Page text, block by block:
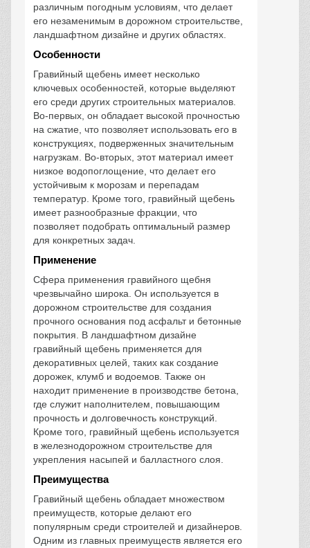
различным погодным условиям, что делает
его незаменимым в дорожном строительстве,
ландшафтном дизайне и других областях.
Особенности
Гравийный щебень имеет несколько
ключевых особенностей, которые выделяют
его среди других строительных материалов.
Во-первых, он обладает высокой прочностью
на сжатие, что позволяет использовать его в
конструкциях, подверженных значительным
нагрузкам. Во-вторых, этот материал имеет
низкое водопоглощение, что делает его
устойчивым к морозам и перепадам
температур. Кроме того, гравийный щебень
имеет разнообразные фракции, что
позволяет подобрать оптимальный размер
для конкретных задач.
Применение
Сфера применения гравийного щебня
чрезвычайно широка. Он используется в
дорожном строительстве для создания
прочного основания под асфальт и бетонные
покрытия. В ландшафтном дизайне
гравийный щебень применяется для
декоративных целей, таких как создание
дорожек, клумб и водоемов. Также он
находит применение в производстве бетона,
где служит наполнителем, повышающим
прочность и долговечность конструкций.
Кроме того, гравийный щебень используется
в железнодорожном строительстве для
укрепления насыпей и балластного слоя.
Преимущества
Гравийный щебень обладает множеством
преимуществ, которые делают его
популярным среди строителей и дизайнеров.
Одним из главных преимуществ является его